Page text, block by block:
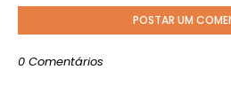
POSTAR UM
0 Comentários